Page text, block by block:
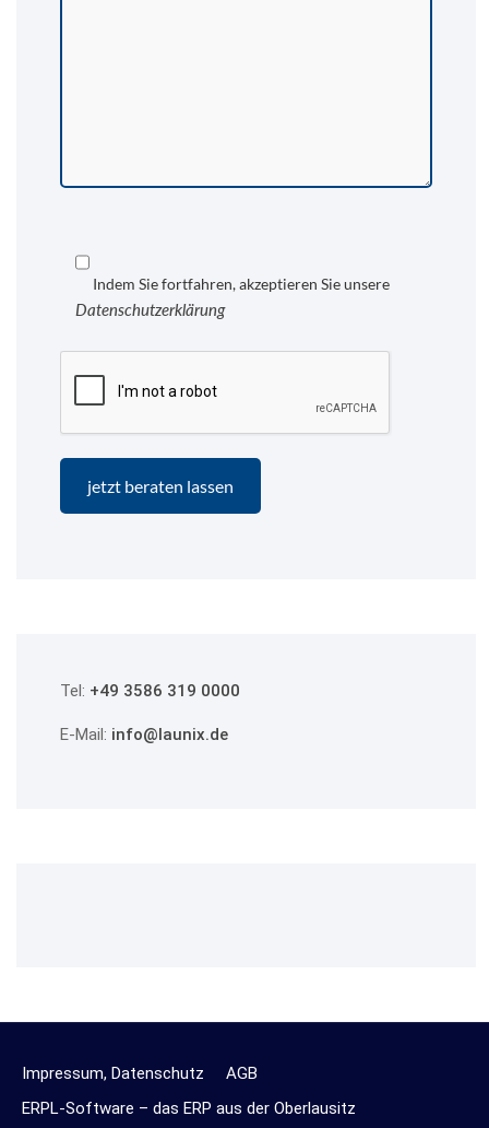
Indem Sie fortfahren, akzeptieren Sie unsere
Datenschutzerklärung
Tel: +49 3586 319 0000
E-Mail: info@launix.de
Impressum, Datenschutz
AGB
ERPL-Software – das ERP aus der Oberlausitz